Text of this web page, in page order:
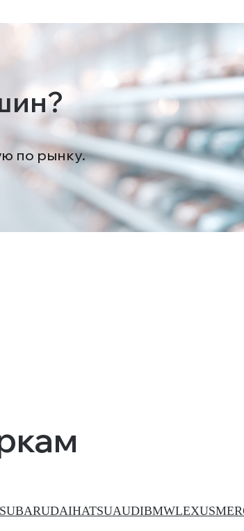
по рынку.
SUBARUDAIHATSUAUDIBMWLEXUS